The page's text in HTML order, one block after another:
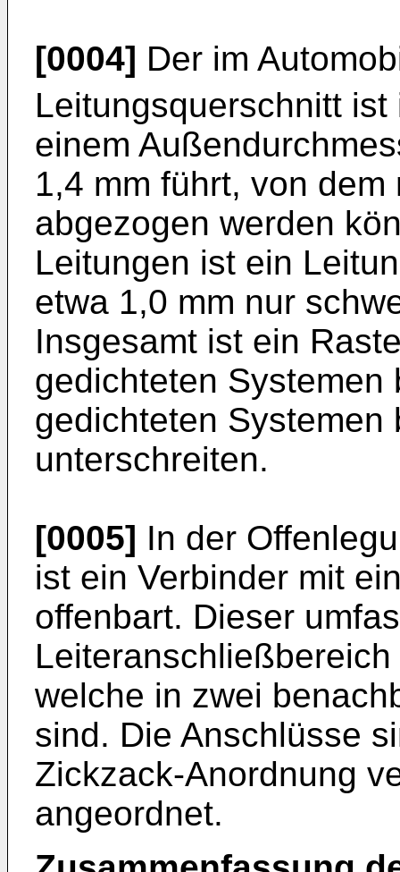
[0004] Der im
Leitungsquerschnitt
einem
1,4 mm führt, von
abgezogen werden
Leitungen ist ein
etwa 1,0 mm nur
Insgesamt ist ein
gedichteten Systemen
gedichteten Systemen
unterschreiten.
[0005] In der
ist ein Verbinder mit
offenbart. Dieser
welche in zwei
sind. Die Anschlüsse
Zickzack-Anordnung
angeordnet.